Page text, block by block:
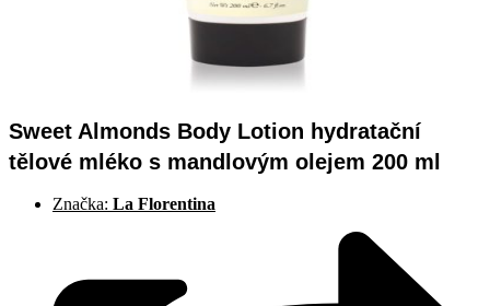
Sweet Almonds Body Lotion hydratační
tělové mléko s mandlovým olejem 200 ml
Značka: La Florentina